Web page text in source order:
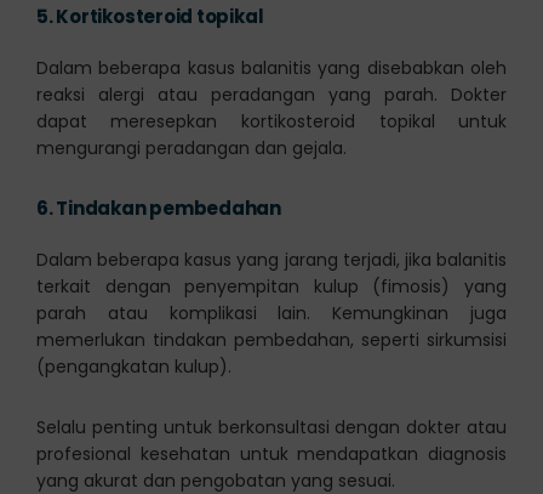
5.Kortikosteroid topikal
Dalam beberapa kasus balanitis yang disebabkan oleh
reaksi alergi atau peradangan yang parah. Dokter
dapat meresepkan kortikosteroid topikal untuk
mengurangi peradangan dan gejala.
6.Tindakan pembedahan
Dalam beberapa kasus yang jarang terjadi, jika balanitis
terkait dengan penyempitan kulup (fimosis) yang
parah atau komplikasi lain. Kemungkinan juga
memerlukan tindakan pembedahan, seperti sirkumsisi
(pengangkatan kulup).
Selalu penting untuk berkonsultasi dengan dokter atau
profesional kesehatan untuk mendapatkan diagnosis
yang akurat dan pengobatan yang sesuai.